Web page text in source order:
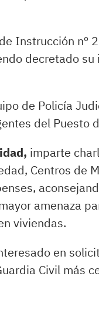
Instrucción nº
decretado su
de Policía
del Puesto
imparte
Centros de
amenaza
viviendas.
en
Civil más